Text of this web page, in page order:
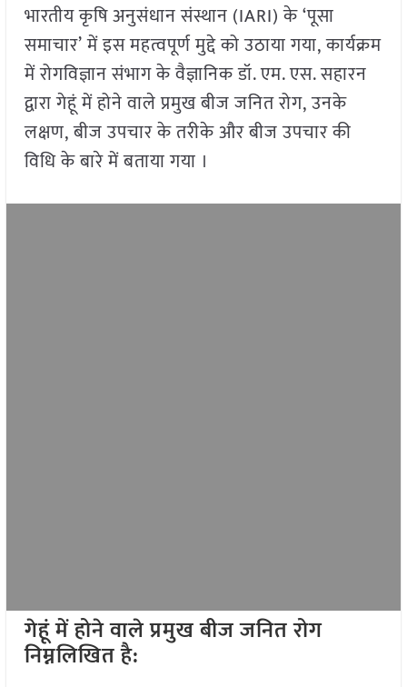
भारतीय कृषि अनुसंधान संस्थान (IARI) के ‘पूसा
समाचार’ में इस महत्वपूर्ण मुद्दे को उठाया गया, कार्यक्रम
में रोगविज्ञान संभाग के वैज्ञानिक डॉ. एम. एस. सहारन
द्वारा गेहूं में होने वाले प्रमुख बीज जनित रोग, उनके
लक्षण, बीज उपचार के तरीके और बीज उपचार की
विधि के बारे में बताया गया ।
गेहूं में होने वाले प्रमुख बीज जनित रोग
निम्नलिखित है: